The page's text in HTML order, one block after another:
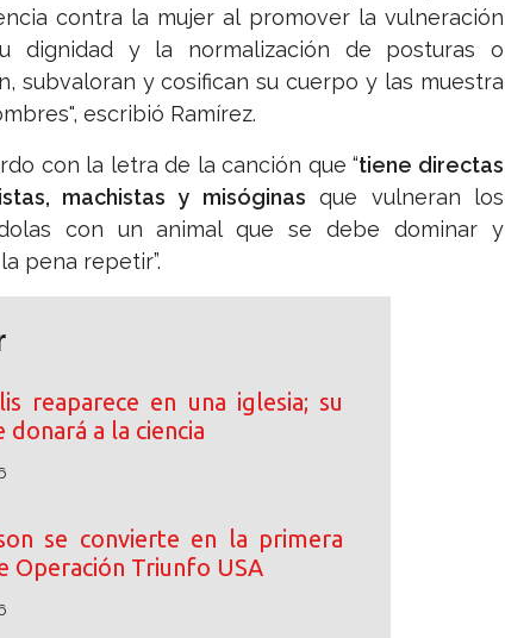
contra la mujer al promover la vulneración
dignidad y la normalización de posturas o
subvaloran y cosifican su cuerpo y las muestra
escribió Ramírez.
con la letra de la canción que “tiene directas
machistas y misóginas que vulneran los
con un animal que se debe dominar y
pena repetir”.
reaparece en una iglesia; su
donará a la ciencia
se convierte en la primera
Operación Triunfo USA